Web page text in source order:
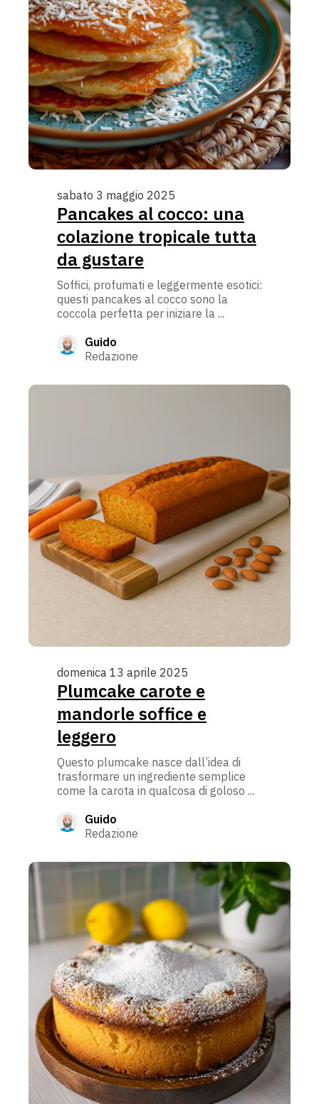
sabato 3 maggio 2025
Pancakes al cocco: una
colazione tropicale tutta
da gustare
Soffici, profumati e leggermente esotici:
questi pancakes al cocco sono la
coccola perfetta per iniziare la ...
Guido
Redazione
domenica 13 aprile 2025
Plumcake carote e
mandorle soffice e
leggero
Questo plumcake nasce dall’idea di
trasformare un ingrediente semplice
come la carota in qualcosa di goloso ...
Guido
Redazione